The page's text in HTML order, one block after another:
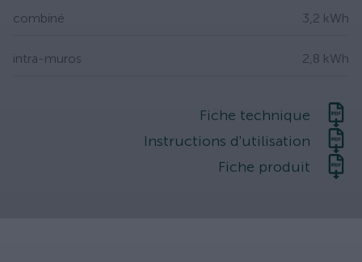
combiné 3,2 kWh
intra-muros 2,8 kWh
Fiche technique
Instructions d'utilisation
Fiche produit